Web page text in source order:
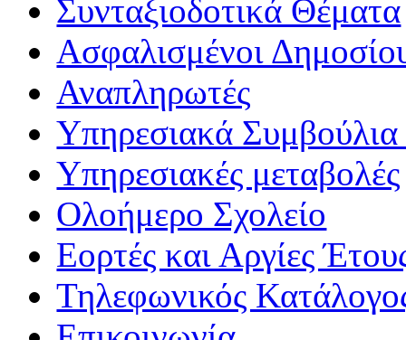
Συνταξιοδοτικά Θέματα
Ασφαλισμένοι
Αναπληρωτές
Υπηρεσιακά
Υπηρεσιακές μεταβολές
Ολοήμερο Σχολείο
Εορτές και Αργίες
Τηλεφωνικός